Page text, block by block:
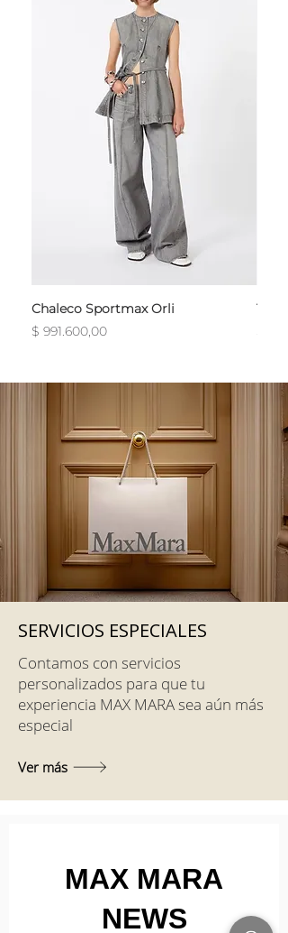
Chaleco Sportmax Orli
Precio
$ 991.600,00
T-
SERVICIOS ESPECIALES
Contamos con servicios
personalizados para que tu
experiencia MAX MARA sea aún más
especial
Ver más